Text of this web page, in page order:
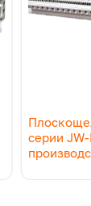
серии